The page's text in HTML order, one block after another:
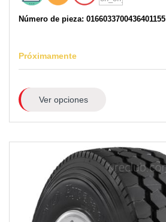
Número de pieza: 0166033700436401155
Próximamente
Ver opciones